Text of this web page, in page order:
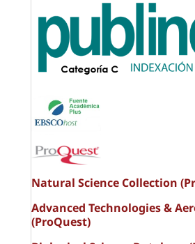
Natural Science Collection
Advanced Technologies &
(ProQuest)